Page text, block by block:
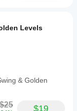
Levels
& Golden
$25 $19